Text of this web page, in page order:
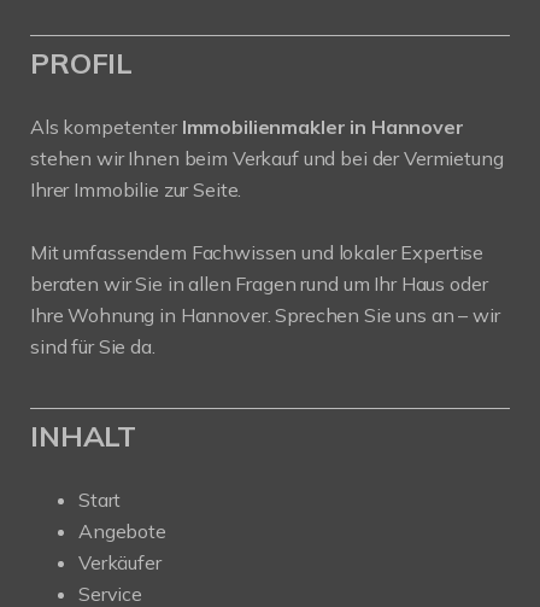
PROFIL
Als kompetenter Immobilienmakler in Hannover
stehen wir Ihnen beim Verkauf und bei der Vermietung
Ihrer Immobilie zur Seite.
Mit umfassendem Fachwissen und lokaler Expertise
beraten wir Sie in allen Fragen rund um Ihr Haus oder
Ihre Wohnung in Hannover. Sprechen Sie uns an – wir
sind für Sie da.
INHALT
Start
Angebote
Verkäufer
Service